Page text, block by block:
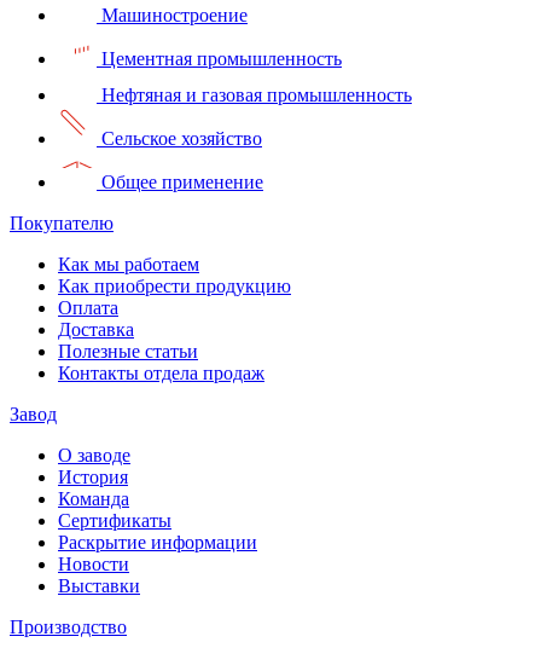
Машиностроение
Цементная промышленность
Нефтяная и газовая промышленность
Сельское хозяйство
Общее применение
Покупателю
Как мы работаем
Как приобрести продукцию
Оплата
Доставка
Полезные статьи
Контакты отдела продаж
Завод
О заводе
История
Команда
Сертификаты
Раскрытие информации
Новости
Выставки
Производство